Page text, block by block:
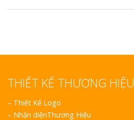
THIẾT KẾ THƯƠNG HIỆU
– Thiết Kế Logo
– Nhận diệnThương Hiệu